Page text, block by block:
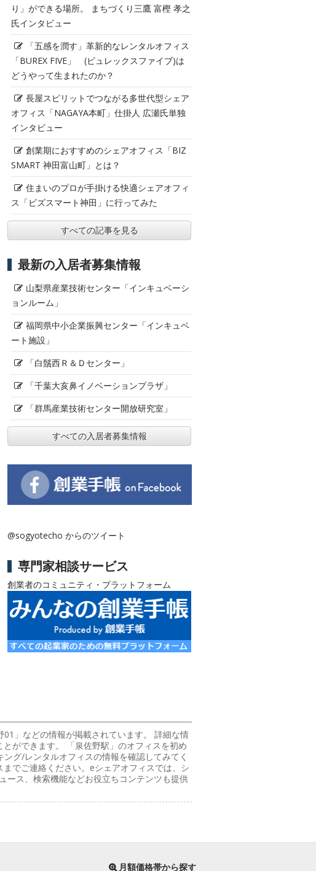
り」ができる場所。 まちづくり三鷹 富樫 孝之
氏インタビュー
「五感を潤す」革新的なレンタルオフィス
「BUREX FIVE」 (ビュレックスファイブ)は
どうやって生まれたのか？
長屋スピリットでつながる多世代型シェア
オフィス「NAGAYA本町」仕掛人 広瀬氏単独
インタビュー
創業期におすすめのシェアオフィス「BIZ
SMART 神田富山町」とは？
住まいのプロが手掛ける快適シェアオフィ
ス「ビズスマート神田」に行ってみた
すべての記事を見る
最新の入居者募集情報
山梨県産業技術センター「インキュベーシ
ョンルーム」
福岡県中小企業振興センター「インキュベ
ート施設」
「白鬚西Ｒ＆Ｄセンター」
「千葉大亥鼻イノベーションプラザ」
「群馬産業技術センター開放研究室」
すべての入居者募集情報
@sogyotecho からのツイート
専門家相談サービス
創業者のコミュニティ・プラットフォーム
」などの情報が掲載されています。 詳細な情
ができます。 「泉佐野駅」のオフィスを初め
グ/レンタルオフィスの情報を確認してみてく
でご連絡ください。eシェアオフィスでは、シ
ース、検索機能などお役立ちコンテンツも提供
月額価格帯から探す